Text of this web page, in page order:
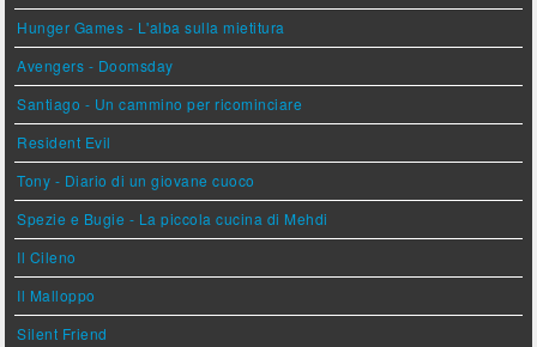
Hunger Games - L'alba sulla mietitura
Avengers - Doomsday
Santiago - Un cammino per ricominciare
Resident Evil
Tony - Diario di un giovane cuoco
Spezie e Bugie - La piccola cucina di Mehdi
Il Cileno
Il Malloppo
Silent Friend